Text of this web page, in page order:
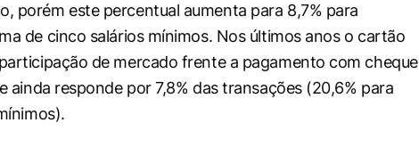
porém este percentual aumenta para 8,7% para
de cinco salários mínimos. Nos últimos anos o cartão
de mercado frente a pagamento com cheque
ainda responde por 7,8% das transações (20,6% para